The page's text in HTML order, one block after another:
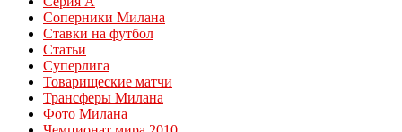
Соперники Милана
Ставки на футбол
Статьи
Суперлига
Товарищеские матчи
Трансферы Милана
Фото Милана